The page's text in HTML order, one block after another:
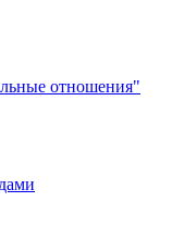
отношения"